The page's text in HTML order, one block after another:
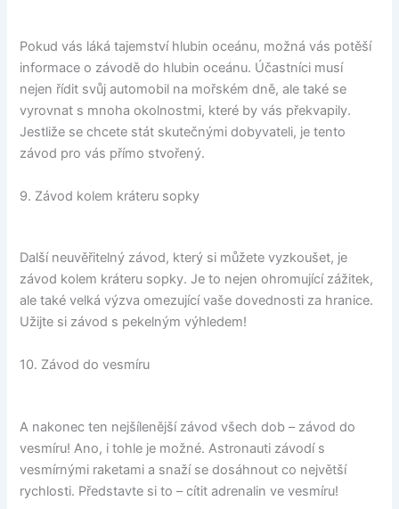
Pokud vás láká tajemství hlubin oceánu, možná vás potěší
informace o závodě do hlubin oceánu. Účastníci musí
nejen řídit svůj automobil na mořském dně, ale také se
vyrovnat s mnoha okolnostmi, které by vás překvapily.
Jestliže se chcete stát skutečnými dobyvateli, je tento
závod pro vás přímo stvořený.
9. Závod kolem kráteru sopky
Další neuvěřitelný závod, který si můžete vyzkoušet, je
závod kolem kráteru sopky. Je to nejen ohromující zážitek,
ale také velká výzva omezující vaše dovednosti za hranice.
Užijte si závod s pekelným výhledem!
10. Závod do vesmíru
A nakonec ten nejšílenější závod všech dob – závod do
vesmíru! Ano, i tohle je možné. Astronauti závodí s
vesmírnými raketami a snaží se dosáhnout co největší
rychlosti. Představte si to – cítit adrenalin ve vesmíru!